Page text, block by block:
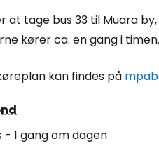
at tage bus 33 til Muara
kører ca. en gang i timen.
kan findes på
- 1 gang om dagen
... det